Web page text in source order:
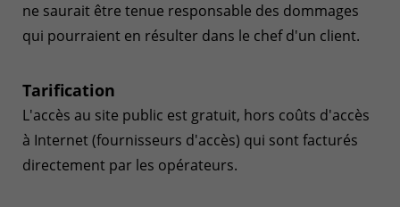
ne saurait être tenue responsable des dommages
qui pourraient en résulter dans le chef d'un client.
Tarification
L'accès au site public est gratuit, hors coûts d'accès
à Internet (fournisseurs d'accès) qui sont facturés
directement par les opérateurs.